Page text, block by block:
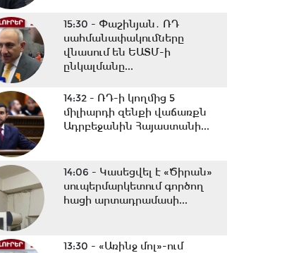
15:30 - Փաշինյան․ ՌԴ
սահմանափակումները
վնասում են ԵԱՏՄ-ի
ընկալմանը...
14:32 - ՌԴ-ի կողմից 5
միլիարդի զենքի վաճառքն
Ադրբեջանին Հայաստանի...
14:06 - Կասեցվել է «Ծիրան»
սուպերմարկետում գործող
հացի արտադրամասի...
13:30 - «Առինջ մոլ»-ում